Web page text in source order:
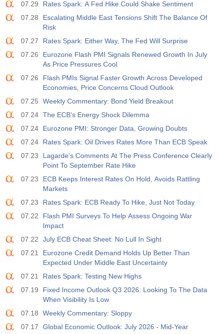
07.29
Rates Spark: A Fed Hike Could Shake Sentiment
07.28
Escalating Middle East Tensions Shift The Balance Of
Risk
07.27
Rates Spark: Either Way, The Fed Will Surprise
07.26
Eurozone Flash PMI Signals Renewed Growth In July
As Price Pressures Cool
07.26
Flash PMIs Signal Faster Growth Across Developed
Economies, Price Concerns Cloud Outlook
07.25
Weekly Commentary: Bond Yield Breakout
07.24 The ECB's Energy Shock Dilemma
07.24
Eurozone PMI: Stronger Data, Growing Doubts
07.24
Rates Spark: Oil Drives Rates More Than ECB Speak
07.23
Lagarde's Comments At The Press Conference Clearly
Point To September Rate Hike
07.23
ECB Keeps Interest Rates On Hold, Avoids Rattling
Markets
07.23
Rates Spark: ECB Ready To Hike, Just Not Today
07.22
Flash PMI Surveys To Help Assess Ongoing War
Impact
07.22
July ECB Cheat Sheet: No Lull In Sight
07.21
Eurozone Credit Demand Holds Up Better Than
Expected Under Middle East Uncertainty
07.21
Rates Spark: Testing New Highs
07.19
Fixed Income Outlook Q3 2026: Looking To The Data
When Visibility Is Low
07.18
Weekly Commentary: Sloppy
07.17
Global Economic Outlook: July 2026 - Mid-Year